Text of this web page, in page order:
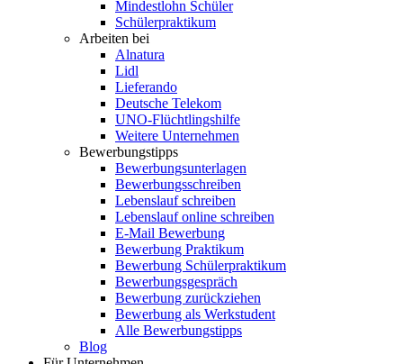
Mindestlohn Schüler
Schülerpraktikum
Arbeiten bei
Alnatura
Lidl
Lieferando
Deutsche Telekom
UNO-Flüchtlingshilfe
Weitere Unternehmen
Bewerbungstipps
Bewerbungsunterlagen
Bewerbungsschreiben
Lebenslauf schreiben
Lebenslauf online schreiben
E-Mail Bewerbung
Bewerbung Praktikum
Bewerbung Schülerpraktikum
Bewerbungsgespräch
Bewerbung zurückziehen
Bewerbung als Werkstudent
Alle Bewerbungstipps
Blog